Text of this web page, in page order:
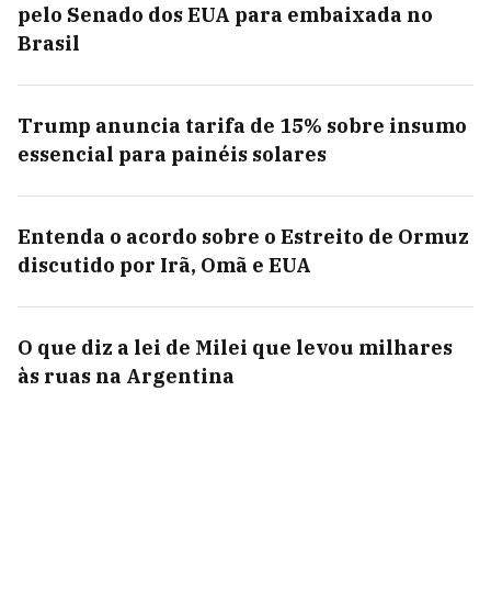
pelo Senado dos EUA para embaixada no
Brasil
Trump anuncia tarifa de 15% sobre insumo
essencial para painéis solares
Entenda o acordo sobre o Estreito de Ormuz
discutido por Irã, Omã e EUA
O que diz a lei de Milei que levou milhares
às ruas na Argentina